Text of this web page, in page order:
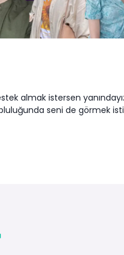
almak istersen
seni de görmek